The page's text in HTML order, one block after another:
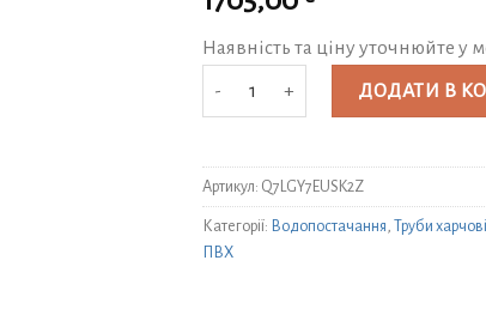
Наявність та ціну уточнюйте у
Труба харчова для свердловин УКР-
ДОДАТИ В
Артикул: Q7LGY7EUSK2Z
Категорії: Водопостачання,
Труби
ПВХ